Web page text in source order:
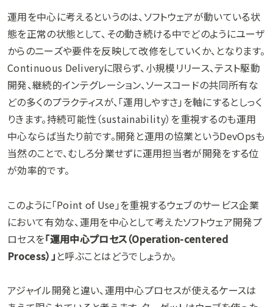
運用を中心に考えるというのは、ソフトウェアが動いている状
態を正常の状態として、その動き続ける中でどのようにユーザ
からのニーズや要件を反映して改修をしていくか、となります。
Continuous Deliveryに限らず、小規模リリース、テスト駆動
開発、継続的インテグレーション、ソースコードの共同所有な
どの多くのプラクティスが、「運用しやすさ」を軸にするとしっく
りきます。持続可能性（sustainability）を重視するのも運用
中心ならば当たり前です。開発と運用の協業というDevOpsも
当然のことで、むしろ分業せずに運用担当者が開発をする位
が効率的です。
このように「Point of Use」を重視するウェブのサービス企業
において有効な、運用を中心として考えたソフトウェア開発プ
ロセスを「運用中心プロセス（Operation-centered
Process）」と呼ぶことはどうでしょうか。
アジャイル開発と違い、運用中心プロセスが使えるケースは